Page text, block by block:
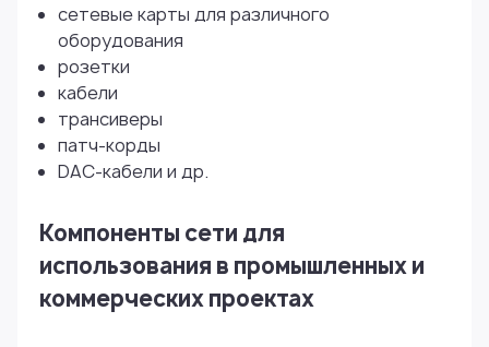
сетевые карты для различного
оборудования
розетки
кабели
трансиверы
патч-корды
DAC-кабели и др.
Компоненты сети для
использования в промышленных и
коммерческих проектах